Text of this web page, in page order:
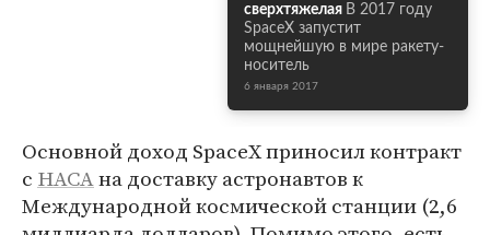
сверхтяжелая В 2017 году
SpaceX запустит
мощнейшую в мире ракету-
носитель
6 января 2017
Основной доход SpaceX приносил контракт
с НАСАна доставку астронавтов к
Международной космической станции (2,6